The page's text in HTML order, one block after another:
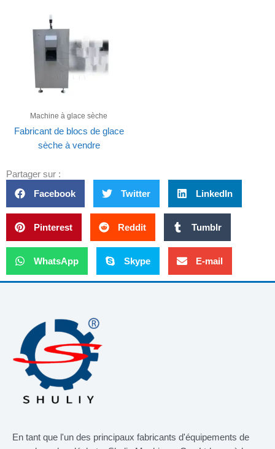
Machine à glace sèche
Fabricant de blocs de glace
sèche à vendre
Partager sur :
Facebook Twitter LinkedIn
Pinterest Reddit Tumblr
WhatsApp Skype E-mail
En tant que l'un des principaux fabricants d'équipements de